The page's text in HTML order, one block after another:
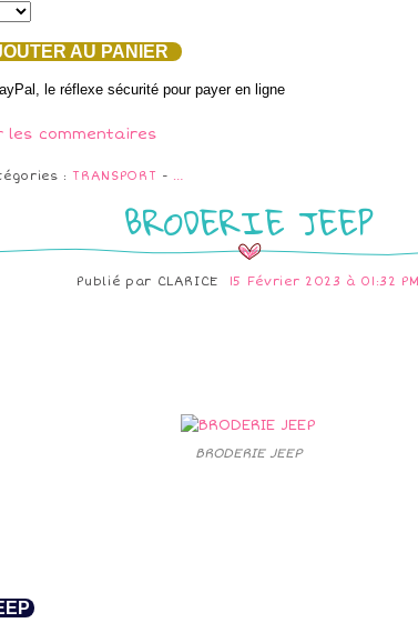
AU PANIER
les commentaires
: TRANSPORT - …
BRODERIE JEEP
Publié par CLARICE 15 Février 2023 à 01:32 PM
BRODERIE JEEP